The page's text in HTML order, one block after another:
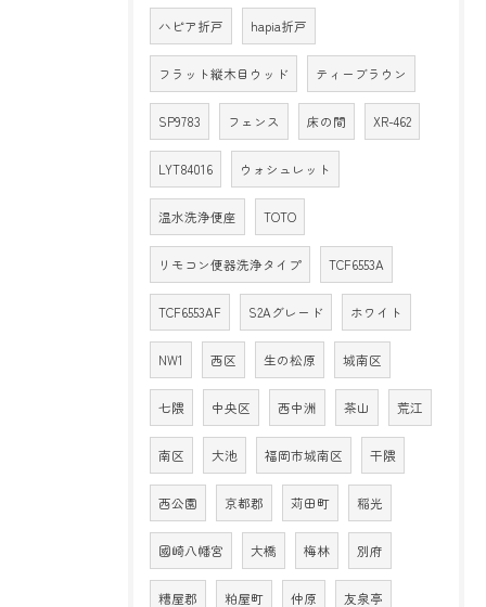
ハピア折戸 hapia折戸
フラット縦木目ウッド ティーブラウン
SP9783 フェンス 床の間 XR-462
LYT84016 ウォシュレット
温水洗浄便座 TOTO
リモコン便器洗浄タイプ TCF6553A
TCF6553AF S2Aグレード ホワイト
NW1 西区 生の松原 城南区
七隈 中央区 西中洲 茶山 荒江
南区 大池 福岡市城南区 干隈
西公園 京都郡 苅田町 稲光
國崎八幡宮 大橋 梅林 別府
糟屋郡 粕屋町 仲原 友泉亭